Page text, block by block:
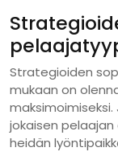
Strategioiden
mukaan on
jokaisen
heidän